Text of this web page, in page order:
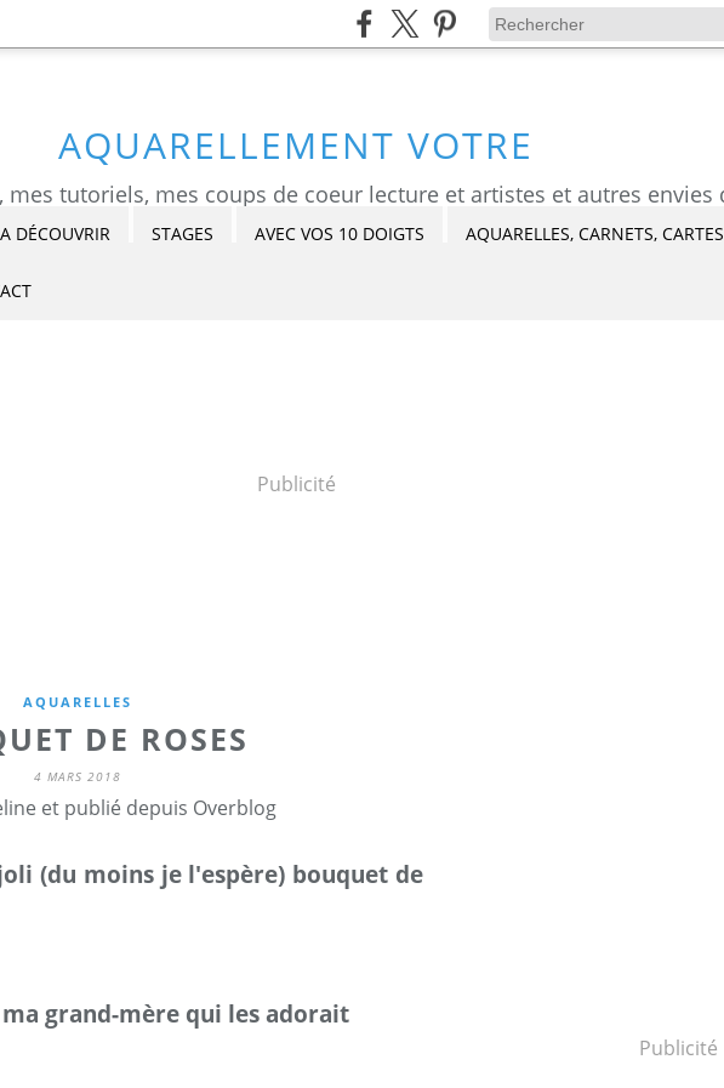
AQUARELLEMENT VOTRE
A DÉCOUVRIR STAGES AVEC VOS 10 DOIGTS AQUARELLES, CARNETS, CARTES
Publicité
AQUARELLES
DE ROSES
4 MARS 2018
et publié depuis Overblog
(du moins je l'espère) bouquet de
grand-mère qui les adorait
Publicité